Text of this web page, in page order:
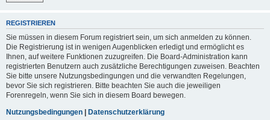
REGISTRIEREN
Sie müssen in diesem Forum registriert sein, um sich anmelden zu können.
Die Registrierung ist in wenigen Augenblicken erledigt und ermöglicht es
Ihnen, auf weitere Funktionen zuzugreifen. Die Board-Administration kann
registrierten Benutzern auch zusätzliche Berechtigungen zuweisen. Beachten
Sie bitte unsere Nutzungsbedingungen und die verwandten Regelungen,
bevor Sie sich registrieren. Bitte beachten Sie auch die jeweiligen
Forenregeln, wenn Sie sich in diesem Board bewegen.
Nutzungsbedingungen | Datenschutzerklärung